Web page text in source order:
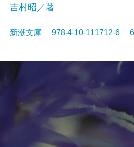
吉村昭／著
新潮文庫 978-4-10-111712-6